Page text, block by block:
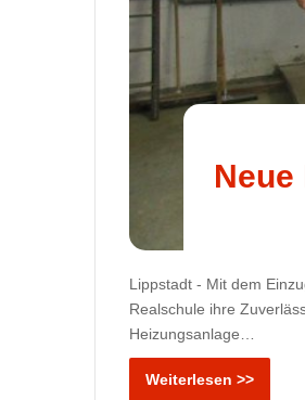
Lippstadt - Mit dem
Realschule ihre
Heizungsanlage…
Weiterlesen >>